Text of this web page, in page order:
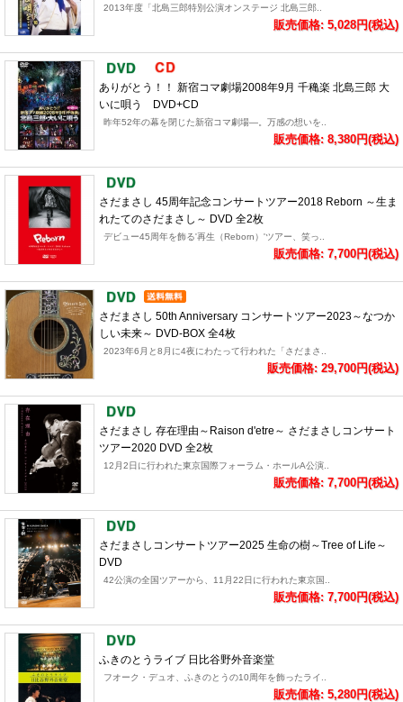
2013年度「北島三郎特別公演オンステージ 北島三郎..
販売価格: 5,028円(税込)
ありがとう！！ 新宿コマ劇場2008年9月 千穐楽 北島三郎 大
いに唄う DVD+CD
昨年52年の幕を閉じた新宿コマ劇場―。万感の想いを..
販売価格: 8,380円(税込)
さだまさし 45周年記念コンサートツアー2018 Reborn ～生ま
れたてのさだまさし～ DVD 全2枚
デビュー45周年を飾る'再生（Reborn）'ツアー、笑っ..
販売価格: 7,700円(税込)
さだまさし 50th Anniversary コンサートツアー2023～なつか
しい未来～ DVD-BOX 全4枚
2023年6月と8月に4夜にわたって行われた「さだまさ..
販売価格: 29,700円(税込)
さだまさし 存在理由～Raison d'etre～ さだまさしコンサート
ツアー2020 DVD 全2枚
12月2日に行われた東京国際フォーラム・ホールA公演..
販売価格: 7,700円(税込)
さだまさしコンサートツアー2025 生命の樹～Tree of Life～
DVD
42公演の全国ツアーから、11月22日に行われた東京国..
販売価格: 7,700円(税込)
ふきのとうライブ 日比谷野外音楽堂
フオーク・デュオ、ふきのとうの10周年を飾ったライ..
販売価格: 5,280円(税込)